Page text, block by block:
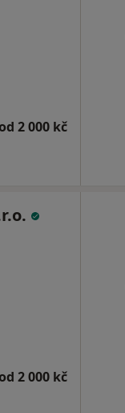
2 000 kč
2 000 kč